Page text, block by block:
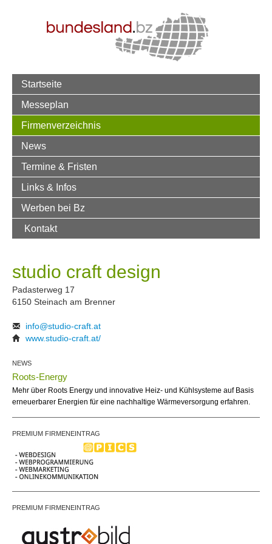
Startseite
Messeplan
Firmenverzeichnis
News
Termine & Fristen
Links & Infos
Werben bei Bz
Kontakt
studio craft design
Padasterweg 17
6150 Steinach am Brenner
info@studio-craft.at
www.studio-craft.at/
NEWS
Roots-Energy
Mehr über Roots Energy und innovative Heiz- und Kühlsysteme auf Basis
erneuerbarer Energien für eine nachhaltige Wärmeversorgung erfahren.
PREMIUM FIRMENEINTRAG
PREMIUM FIRMENEINTRAG